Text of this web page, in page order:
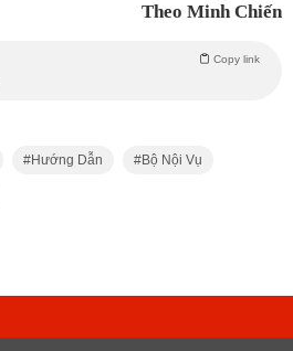
Theo Minh Chiến
Copy link
Hướng Dẫn Bộ Nội Vụ